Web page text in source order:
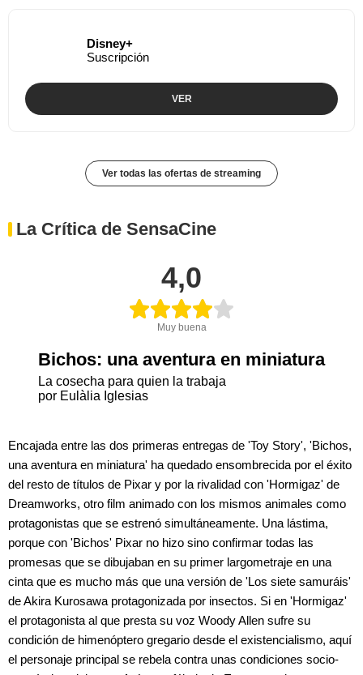
Disney+
Suscripción
VER
Ver todas las ofertas de streaming
La Crítica de SensaCine
4,0
Muy buena
Bichos: una aventura en miniatura
La cosecha para quien la trabaja
por Eulàlia Iglesias
Encajada entre las dos primeras entregas de 'Toy Story', 'Bichos,
una aventura en miniatura' ha quedado ensombrecida por el éxito
del resto de títulos de Pixar y por la rivalidad con 'Hormigaz' de
Dreamworks, otro film animado con los mismos animales como
protagonistas que se estrenó simultáneamente. Una lástima,
porque con 'Bichos' Pixar no hizo sino confirmar todas las
promesas que se dibujaban en su primer largometraje en una
cinta que es mucho más que una versión de 'Los siete samuráis'
de Akira Kurosawa protagonizada por insectos. Si en 'Hormigaz'
el protagonista al que presta su voz Woody Allen sufre su
condición de himenóptero gregario desde el existencialismo, aquí
el personaje principal se rebela contra unas condiciones socio-